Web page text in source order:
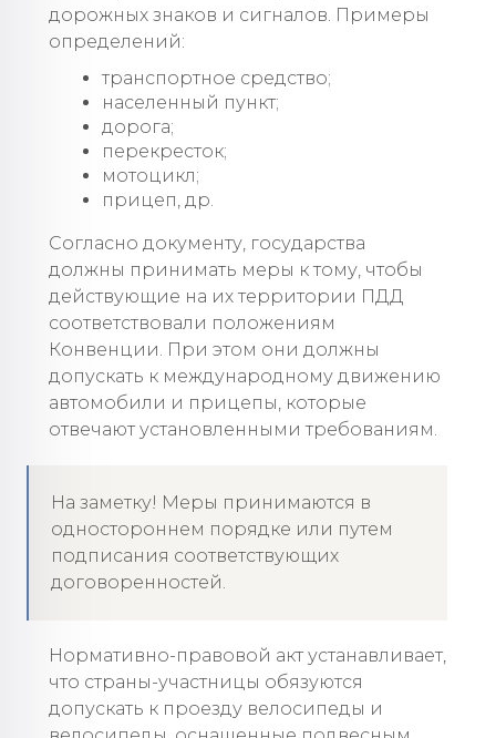
дорожных знаков и сигналов. Примеры
определений:
транспортное средство;
населенный пункт;
дорога;
перекресток;
мотоцикл;
прицеп, др.
Согласно документу, государства
должны принимать меры к тому, чтобы
действующие на их территории ПДД
соответствовали положениям
Конвенции. При этом они должны
допускать к международному движению
автомобили и прицепы, которые
отвечают установленными требованиям.
На заметку! Меры принимаются в
одностороннем порядке или путем
подписания соответствующих
договоренностей.
Нормативно-правовой акт устанавливает,
что страны-участницы обязуются
допускать к проезду велосипеды и